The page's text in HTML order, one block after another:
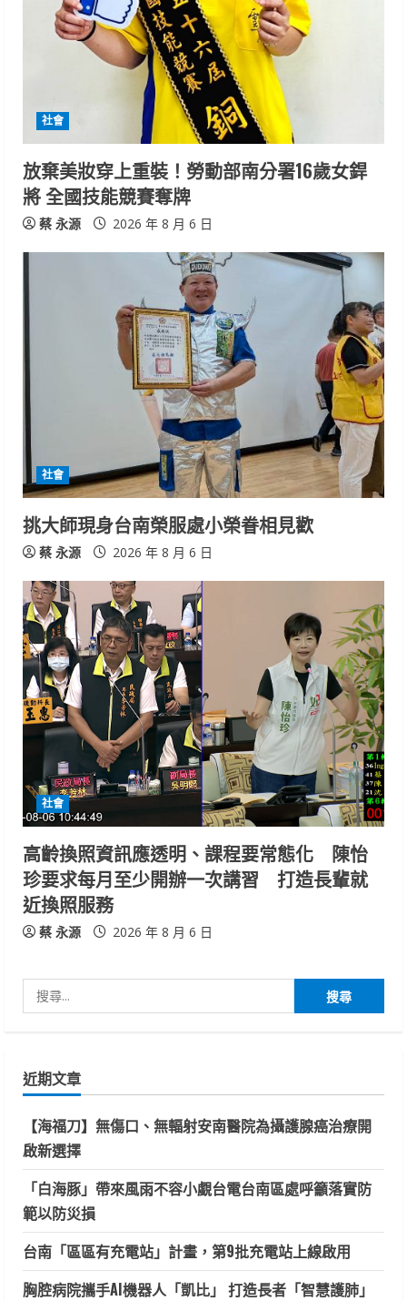
i
n
g
社會
放棄美妝穿上重裝！勞動部南分署16歲女銲
將 全國技能競賽奪牌
蔡 永源 2026 年 8 月 6 日
社會
挑大師現身台南榮服處小榮眷相見歡
蔡 永源 2026 年 8 月 6 日
社會
高齡換照資訊應透明、課程要常態化 陳怡
珍要求每月至少開辦一次講習 打造長輩就
近換照服務
蔡 永源 2026 年 8 月 6 日
尋
字:
近期文章
【海福刀】無傷口、無輻射安南醫院為攝護腺癌治療開
啟新選擇
「白海豚」帶來風雨不容小覷台電台南區處呼籲落實防
範以防災損
台南「區區有充電站」計畫，第9批充電站上線啟用
胸腔病院攜手AI機器人「凱比」 打造長者「智慧護肺」